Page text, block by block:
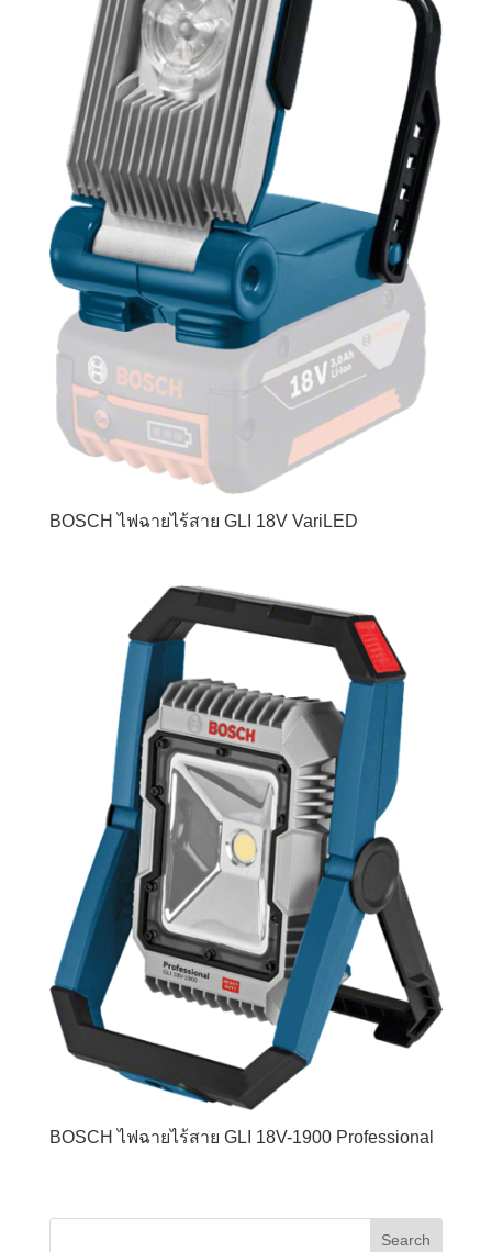
BOSCH ไฟฉายไร้สาย GLI 18V VariLED
BOSCH ไฟฉายไร้สาย GLI 18V-1900 Professional